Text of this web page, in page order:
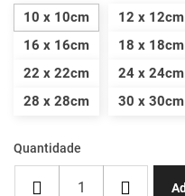
10 x 10cm 12 x 12cm
16 x 16cm
18 x 18cm
22 x 22cm
24 x 24cm
28 x 28cm
30 x 30cm
Quantidade